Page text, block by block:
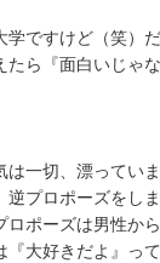
学ですけど（笑）だ
たら『面白いじゃな
は一切、漂っていま
プロポーズをしま
ロポーズは男性から
『大好きだよ』って